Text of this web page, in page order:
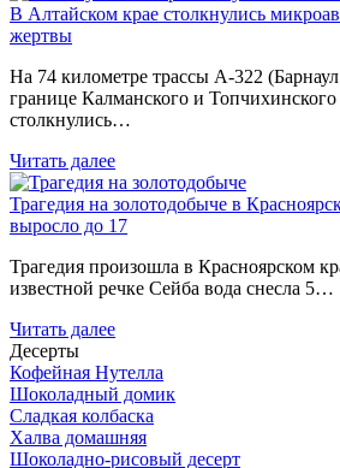
В Алтайском крае столкнулись
жертвы
На 74 километре трассы А-322
границе Калманского и
столкнулись…
Читать далее
Трагедия на золотодобыче в
выросло до 17
Трагедия произошла в Красноярском
известной речке Сейба вода снесла 5…
Читать далее
Десерты
Кофейная Нутелла
Шоколадный домик
Сладкая колбаска
Халва домашняя
Шоколадно-рисовый десерт